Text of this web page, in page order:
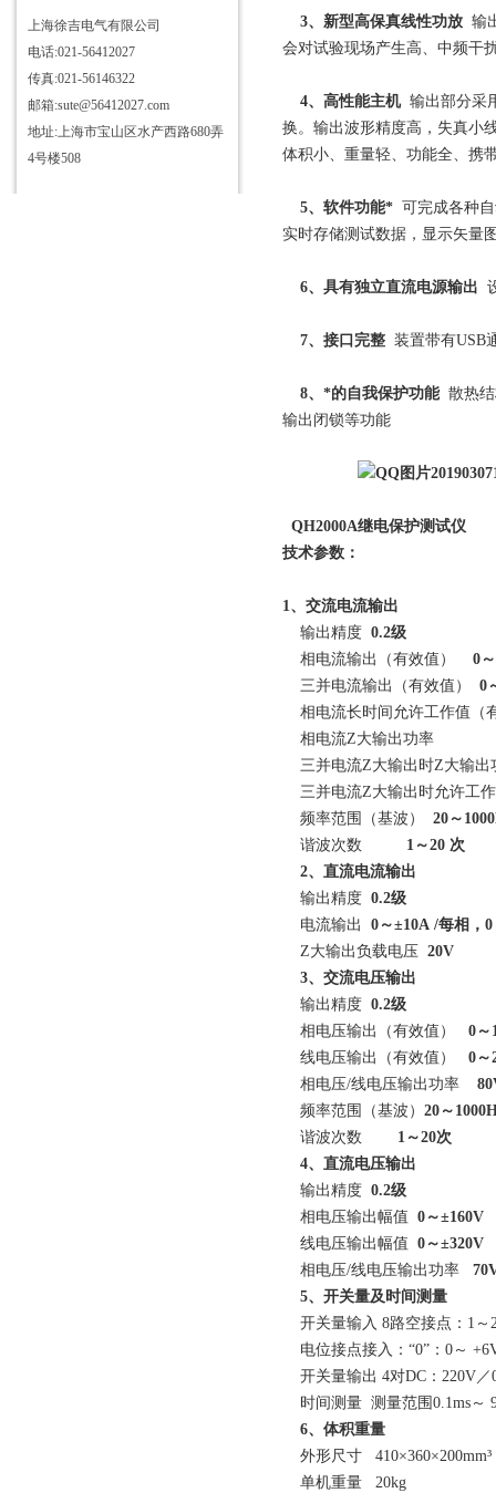
上海徐吉电气有限公司
电话:021-56412027
传真:021-56146322
邮箱:sute@56412027.com
地址:上海市宝山区水产西路680弄
4号楼508
3、新型高保真线性功放 输
会对试验现场产生高、中频干
4、高性能主机 输出部分采
换。输出波形精度高，失真小
体积小、重量轻、功能全、携
5、软件功能* 可完成各种
实时存储测试数据，显示矢量
6、具有独立直流电源输出
7、接口完整 装置带有USB
8、*的自我保护功能 散热
输出闭锁等功能
QH2000A继电保护测试仪
技术参数：
1、交流电流输出
输出精度 0.2级
相电流输出（有效值） 0
三并电流输出（有效值） 0
相电流长时间允许工作值（
相电流Z大输出功率
三并电流Z大输出时Z大输
三并电流Z大输出时允许工
频率范围（基波） 20～
谐波次数 1～20 次
2、直流电流输出
输出精度 0.2级
电流输出 0～±10A /每相，
Z大输出负载电压 20V
3、交流电压输出
输出精度 0.2级
相电压输出（有效值） 0～
线电压输出（有效值） 0～
相电压/线电压输出功率
频率范围（基波） 20～
谐波次数 1～20次
4、直流电压输出
输出精度 0.2级
相电压输出幅值 0～±160V
线电压输出幅值 0～±320V
相电压/线电压输出功率
5、开关量及时间测量
开关量输入 8路空接点：1～
电位接点接入：“0”：0～
开关量输出 4对DC：220V／
时间测量 测量范围0.1ms～
6、体积重量
外形尺寸 410×360×200mm³
单机重量 20kg